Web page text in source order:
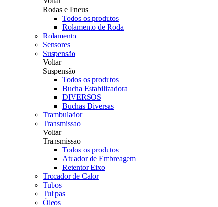
Rodas e Pneus
Todos os produtos
Rolamento de Roda
Rolamento
Sensores
Suspensão
Voltar
Suspensão
Todos os produtos
Bucha Estabilizadora
DIVERSOS
Buchas Diversas
Trambulador
Transmissao
Voltar
Transmissao
Todos os produtos
Atuador de Embreagem
Retentor Eixo
Trocador de Calor
Tubos
Tulipas
Óleos